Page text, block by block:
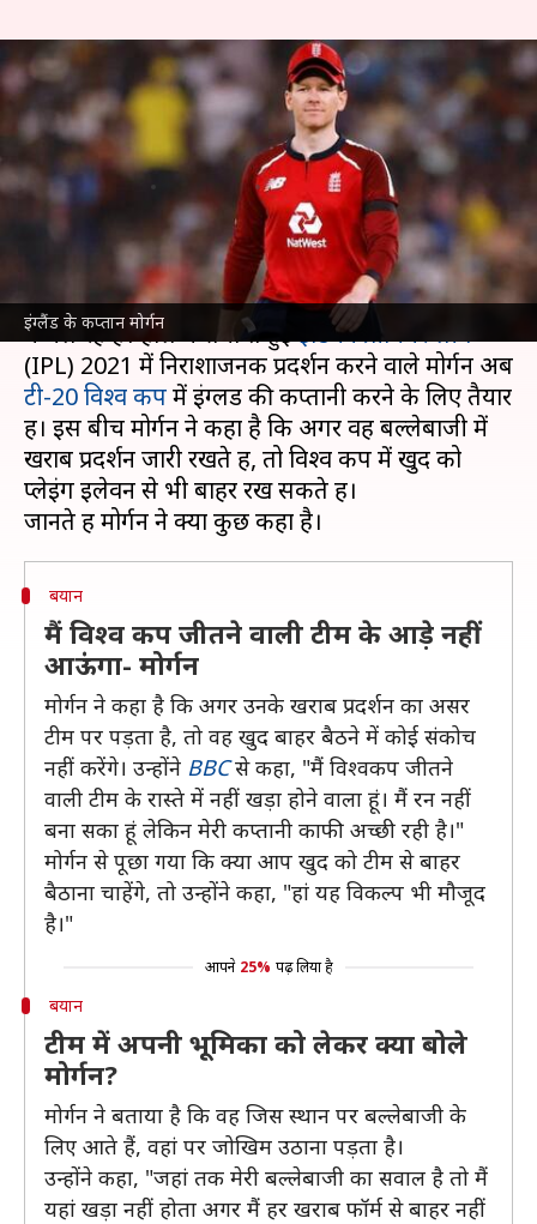
इंग्लैंड के कप्तान मोर्गन
टी-20 विश्व कप: खराब फॉर्म के
चलते प्लेइंग इलेवन से बाहर रह सकते
हैं कप्तान मोर्गन
लेखन अंकित पसबोला Oct 20, 2021 11:09 am
इंग्लैंड टीम के कप्तानइयोन मोर्गनइस समय खराब फॉर्म
में चल रहे हैं। हाल में समाप्त हुईइंडियन प्रीमियर लीग
(IPL) 2021 में निराशाजनक प्रदर्शन करने वाले मोर्गन अब
टी-20 विश्व कपमें इंग्लैंड की कप्तानी करने के लिए तैयार
हैं। इस बीच मोर्गन ने कहा है कि अगर वह बल्लेबाजी में
खराब प्रदर्शन जारी रखते हैं, तो विश्व कप में खुद को
प्लेइंग इलेवन से भी बाहर रख सकते हैं।
बयान
मैं विश्व कप जीतने वाली टीम के आड़े नहीं
आऊंगा- मोर्गन
मोर्गन ने कहा है कि अगर उनके खराब प्रदर्शन का असर
टीम पर पड़ता है, तो वह खुद बाहर बैठने में कोई संकोच
नहीं करेंगे। उन्होंने BBCसे कहा, "मैं विश्वकप जीतने
वाली टीम के रास्ते में नहीं खड़ा होने वाला हूं। मैं रन नहीं
बना सका हूं लेकिन मेरी कप्तानी काफी अच्छी रही है।"
मोर्गन से पूछा गया कि क्या आप खुद को टीम से बाहर
बैठाना चाहेंगे, तो उन्होंने कहा, "हां यह विकल्प भी मौजूद
है।"
आपने 25% पढ़ लिया है
बयान
टीम में अपनी भूमिका को लेकर क्या बोले
मोर्गन?
मोर्गन ने बताया है कि वह जिस स्थान पर बल्लेबाजी के
लिए आते हैं, वहां पर जोखिम उठाना पड़ता है।
उन्होंने कहा, "जहां तक मेरी बल्लेबाजी का सवाल है तो मैं
यहां खड़ा नहीं होता अगर मैं हर खराब फॉर्म से बाहर नहीं